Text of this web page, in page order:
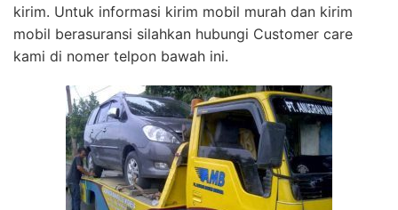
kirim. Untuk informasi kirim mobil murah dan kirim
mobil berasuransi silahkan hubungi Customer care
kami di nomer telpon bawah ini.